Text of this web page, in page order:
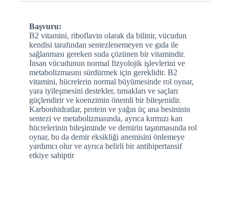
Başvuru:
B2 vitamini, riboflavin olarak da bilinir, vücudun
kendisi tarafından sentezlenemeyen ve gıda ile
sağlanması gereken suda çözünen bir vitamindir.
İnsan vücudunun normal fizyolojik işlevlerini ve
metabolizmasını sürdürmek için gereklidir. B2
vitamini, hücrelerin normal büyümesinde rol oynar,
yara iyileşmesini destekler, tırnakları ve saçları
güçlendirir ve koenzimin önemli bir bileşenidir.
Karbonhidratlar, protein ve yağın üç ana besininin
sentezi ve metabolizmasında, ayrıca kırmızı kan
hücrelerinin bileşiminde ve demirin taşınmasında rol
oynar, bu da demir eksikliği anemisini önlemeye
yardımcı olur ve ayrıca belirli bir antihipertansif
etkiye sahiptir